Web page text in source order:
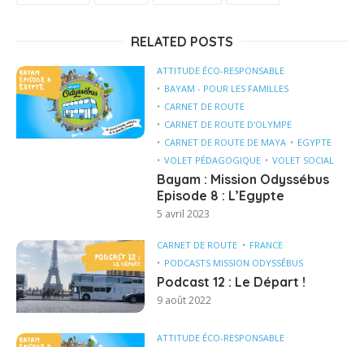
RELATED POSTS
ATTITUDE ÉCO-RESPONSABLE
BAYAM - POUR LES FAMILLES
CARNET DE ROUTE
CARNET DE ROUTE D'OLYMPE
CARNET DE ROUTE DE MAYA
EGYPTE
VOLET PÉDAGOGIQUE
VOLET SOCIAL
Bayam : Mission Odyssébus
Episode 8 : L’Egypte
5 avril 2023
CARNET DE ROUTE
FRANCE
PODCASTS MISSION ODYSSÉBUS
Podcast 12 : Le Départ !
9 août 2022
ATTITUDE ÉCO-RESPONSABLE